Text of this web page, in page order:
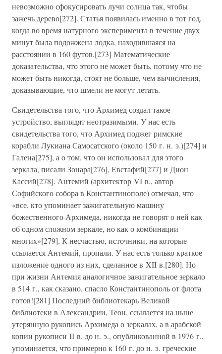
невозможно сфокусировать лучи солнца так, чтобы
зажечь дерево[272]. Статья появилась именно в тот год,
когда во время натурного эксперимента в течение двух
минут была подожжена лодка, находившаяся на
расстоянии в 160 футов.[273] Математические
доказательства, что этого не может быть, потому что не
может быть никогда, стоят не больше, чем вычисления,
доказывающие, что шмели не могут летать.
Свидетельства того, что Архимед создал такое
устройство, выглядят неотразимыми. У нас есть
свидетельства того, что Архимед поджег римские
корабли Лукиана Самосатского (около 150 г. н. э.)[274] и
Галена[275], а о том, что он использовал для этого
зеркала, писали Зонара[276], Евстафий[277] и Дион
Кассий[278]. Антемий (архитектор VI в., автор
Софийского собора в Константинополе) отмечал, что
«все, кто упоминает зажигательную машину
божественного Архимеда, никогда не говорят о ней как
об одном сложном зеркале, но как о комбинации
многих»[279]. К несчастью, источники, на которые
ссылается Антемий, пропали. У нас есть только краткое
изложение одного из них, сделанное в XII в.[280]. Но
при жизни Антемия аналогичное зажигательное зеркало
в 514 г., как сказано, спасло Константинополь от флота
готов![281] Последний библиотекарь Великой
библиотеки в Александрии, Теон, ссылается на ныне
утерянную рукопись Архимеда о зеркалах, а в арабской
копии рукописи II в. до н. э., опубликованной в 1976 г.,
упоминается, что примерно к 160 г. до н. э. греческие